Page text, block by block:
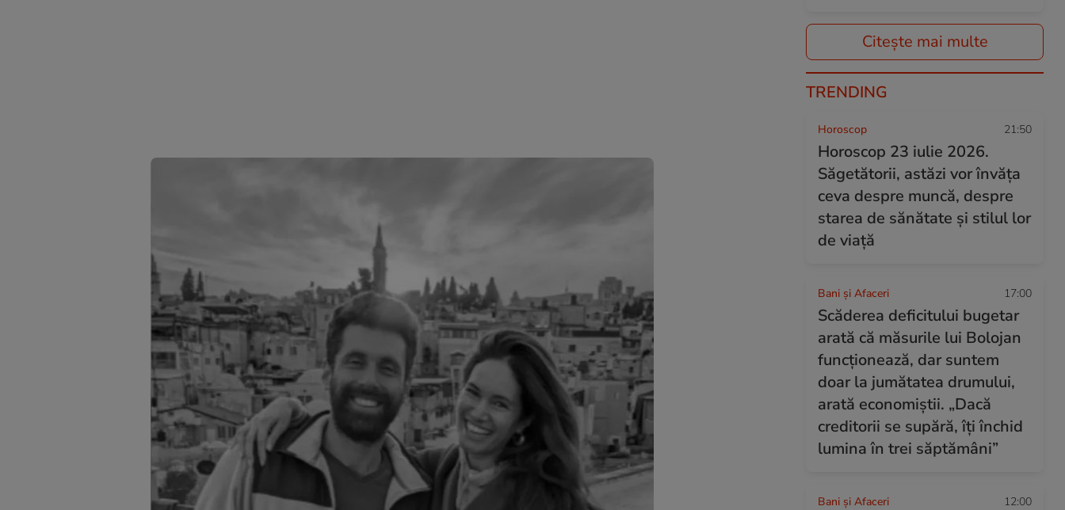
Citește mai multe
TRENDING
Horoscop 21:50
Horoscop 23 iulie 2026.
Săgetătorii, astăzi vor învăța
ceva despre muncă, despre
starea de sănătate și stilul lor
de viață
Bani și Afaceri 17:00
Scăderea deficitului bugetar
arată că măsurile lui Bolojan
funcționează, dar suntem
doar la jumătatea drumului,
arată economiștii. „Dacă
creditorii se supără, îți închid
lumina în trei săptămâni”
Bani și Afaceri 12:00